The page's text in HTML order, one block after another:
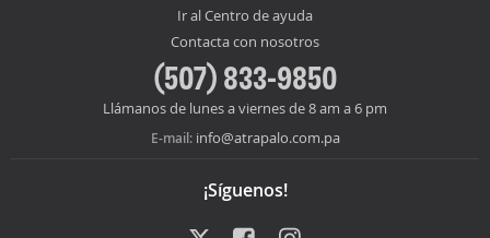
Ir al Centro de ayuda
Contacta con nosotros
(507) 833-9850
Llámanos de lunes a viernes de 8 am a 6 pm
E-mail: info@atrapalo.com.pa
¡Síguenos!